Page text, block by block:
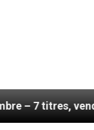
vendredi 7 août